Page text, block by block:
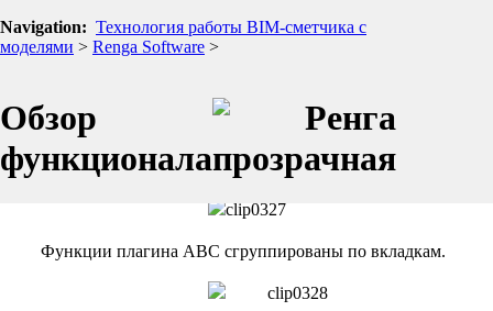
Navigation: Технология работы BIM-сметчика с
моделями > Renga Software >
Обзор
функционала
BIM-системаRenga, предназначена для проектирования
архитектурно-строительной, конструктивной части проекта и
Пиктограммы выпадающих списков команд плагина
"Сметная система АВС" располагаются на "Основной панели" в
верхней части окна программы.
Функции плагина АВС сгруппированы по вкладкам.